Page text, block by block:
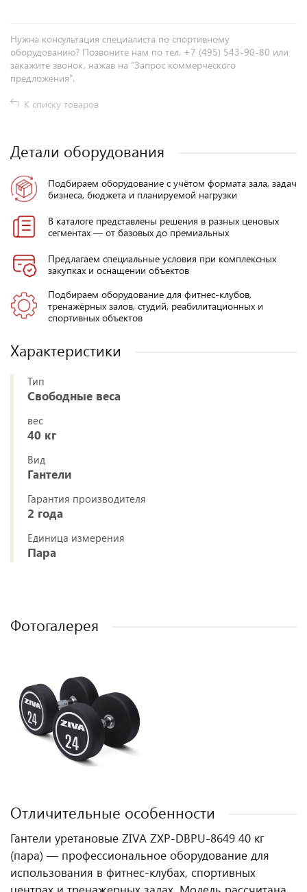
Нужна консультация специалиста по спортивному
оборудованию? Позвоните нам по тел. +7 (495) 543-90-80 или
закажите звонок, нажав на "Запрос коммерческого
предложения".
К списку товаров
Детали оборудования
Подбираем оборудование с учётом формата зала, задач
бизнеса, бюджета и планируемой нагрузки
В каталоге представлены решения в разных ценовых
сегментах — от базовых до премиальных
Предлагаем специальные условия при комплексных
закупках и оснащении объектов
Подбираем оборудование для фитнес-клубов,
тренажёрных залов, студий, реабилитационных и
спортивных объектов
Характеристики
Тип
Свободные веса
вес
40 кг
Вид
Гантели
Гарантия производителя
2 года
Единица измерения
Пара
Фотогалерея
Отличительные особенности
Гантели уретановые ZIVA ZXP-DBPU-8649 40 кг
(пара) — профессиональное оборудование для
использования в фитнес‑клубах, спортивных